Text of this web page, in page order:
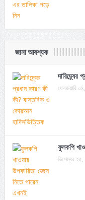
জানা আবশ্যক
ফেব্রুয়ারি
ফুলকপি
ডিসেম্বর